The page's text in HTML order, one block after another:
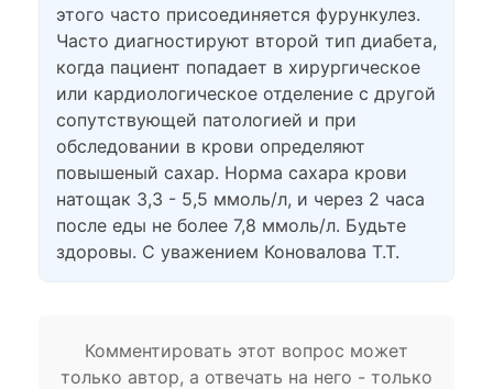
этого часто присоединяется фурункулез.
Часто диагностируют второй тип диабета,
когда пациент попадает в хирургическое
или кардиологическое отделение с другой
сопутствующей патологией и при
обследовании в крови определяют
повышеный сахар. Норма сахара крови
натощак 3,3 - 5,5 ммоль/л, и через 2 часа
после еды не более 7,8 ммоль/л. Будьте
здоровы. С уважением Коновалова Т.Т.
Комментировать этот вопрос может
только автор, а отвечать на него - только